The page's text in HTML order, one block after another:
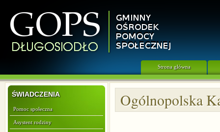
Strona główna
ŚWIADCZENIA
Pomoc społeczna
Asystent rodziny
Ogólnopolska